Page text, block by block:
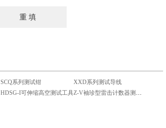
SCQ系列测试钳
XXD系列测试导线
HDSG-I可伸缩高空测试工具 Z-V袖珍型雷击计数器测试仪